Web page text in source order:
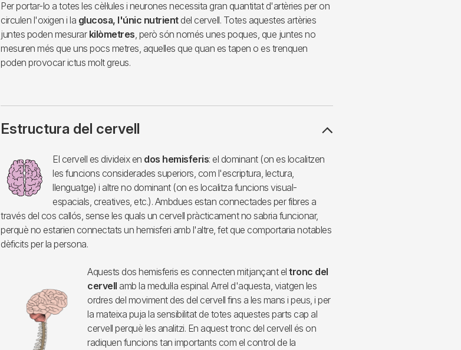
Per portar-lo a totes les cèl·lules i neurones necessita gran quantitat d'artèries per on
circulen l'oxigen i la glucosa, l'únic nutrientdel cervell. Totes aquestes artèries
juntes poden mesurar kilòmetres, però són només unes poques, que juntes no
mesuren més que uns pocs metres, aquelles que quan es tapen o es trenquen
poden provocar ictus molt greus.
Estructura del cervell
Imagen El cervell es divideix en dos hemisferis: el dominant (on es localitzen
les funcions considerades superiors, com l'escriptura, lectura,
llenguatge) i altre no dominant (on es localitza funcions visual-
espacials, creatives, etc.). Ambdues estan connectades per fibres a
través del cos callós, sense les quals un cervell pràcticament no sabria funcionar,
perquè no estarien connectats un hemisferi amb l'altre, fet que comportaria notables
dèficits per la persona.
Aquests dos hemisferis es connecten mitjançant el tronc del
cervell amb la medul·la espinal. Arrel d'aquesta, viatgen les
ordres del moviment des del cervell fins a les mans i peus, i per
la mateixa puja la sensibilitat de totes aquestes parts cap al
cervell perquè les analitzi. En aquest tronc del cervell és on
radiquen funcions tan importants com el control de la